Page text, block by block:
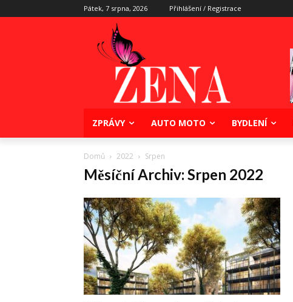
Pátek, 7 srpna, 2026 Přihlášení / Registrace
ZPRÁVY AUTO MOTO BYDLENÍ
Domů 2022 Srpen
Měsíční Archiv: Srpen 2022